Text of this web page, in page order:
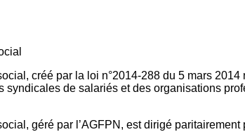
créé par la loi n°2014-288 du 5 mars
de salariés et des organisations
géré par l’AGFPN, est dirigé